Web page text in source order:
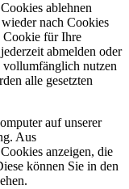
ablehnen
nach Cookies
Cookie für Ihre
abmelden oder
vollumfänglich nutzen
alle gesetzten
auf unserer
Aus
anzeigen, die
können Sie in den